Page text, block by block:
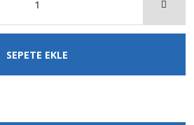
SEPETE EKLE